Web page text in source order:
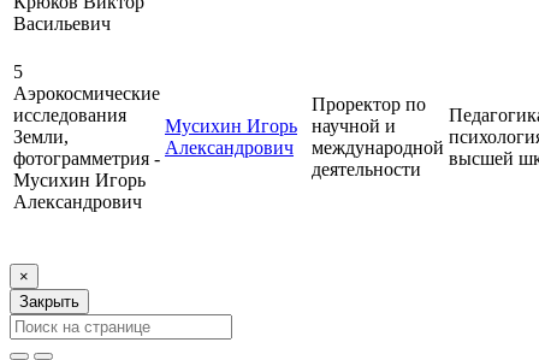
Васильевич
5
Аэрокосмические
исследования
Земли,
фотограмметрия -
Мусихин Игорь
Александрович
Мусихин Игорь
Александрович
Проректор по
научной и
международной
деятельности
высшей
×
Закрыть